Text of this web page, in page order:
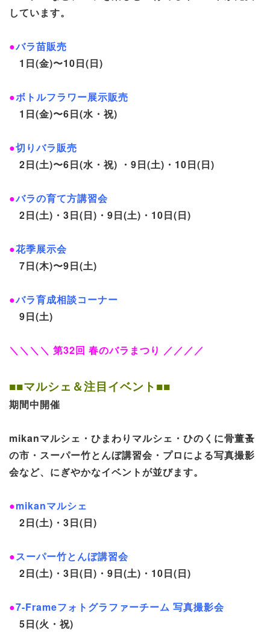
しています。
●バラ苗販売
1日(金)〜10日(日)
●ボトルフラワー展示販売
1日(金)〜6日(水・祝)
●切りバラ販売
2日(土)〜6日(水・祝) ・9日(土)・10日(日)
●バラの育て方講習会
2日(土)・3日(日)・9日(土)・10日(日)
●花季展示会
7日(木)〜9日(土)
●バラ育成相談コーナー
9日(土)
＼＼＼＼ 第32回 春のバラまつり ／／／／
■■マルシェ＆注目イベント■■
期間中開催
mikanマルシェ・ひまわりマルシェ・ひのくに骨董蚤
の市・スーパー竹とんぼ講習会・プロによる写真撮影
会など、にぎやかなイベントが並びます。
●mikanマルシェ
2日(土)・3日(日)
●スーパー竹とんぼ講習会
2日(土)・3日(日)・9日(土)・10日(日)
●7-Frameフォトグラファーチーム 写真撮影会
5日(火・祝)